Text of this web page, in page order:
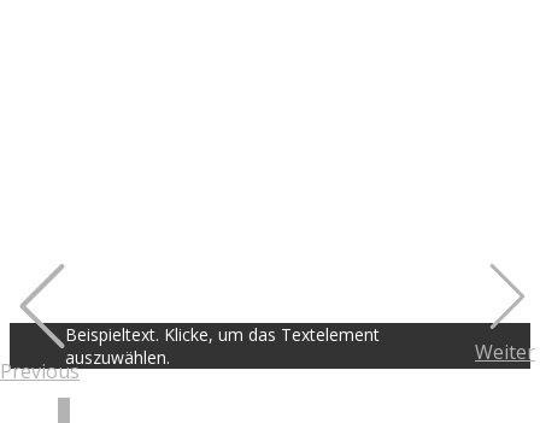
Previous
Weiter
Beispieltext. Klicke, um das Textelement
auszuwählen.